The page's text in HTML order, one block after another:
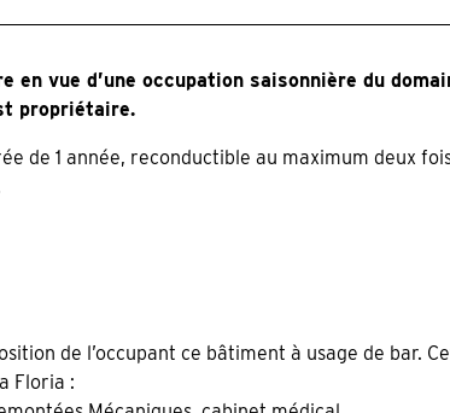
en vue d’une occupation saisonnière du
propriétaire.
de 1 année, reconductible au maximum deux
de l’occupant ce bâtiment à usage de bar.
Floria :